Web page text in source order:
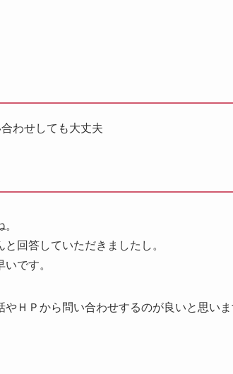
わせしても大丈夫
回答していただきましたし。
です。
ＨＰから問い合わせするのが良いと思い